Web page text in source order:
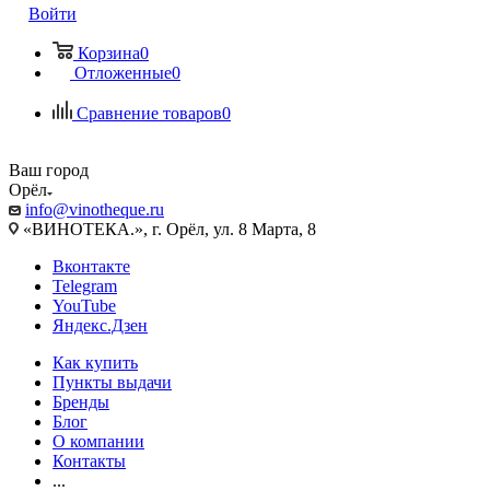
Войти
Корзина0
Отложенные0
Сравнение товаров0
Ваш город
Орёл
info@vinotheque.ru
«ВИНОТЕКА.», г. Орёл, ул. 8 Марта, 8
Вконтакте
Telegram
YouTube
Яндекс.Дзен
Как купить
Пункты выдачи
Бренды
Блог
О компании
Контакты
...